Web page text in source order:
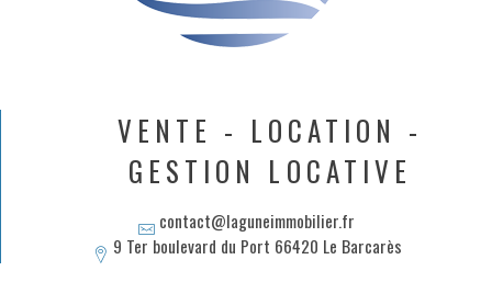
VENTE - LOCATION -
GESTION LOCATIVE
contact@laguneimmobilier.fr
9 Ter boulevard du Port 66420 Le Barcarès